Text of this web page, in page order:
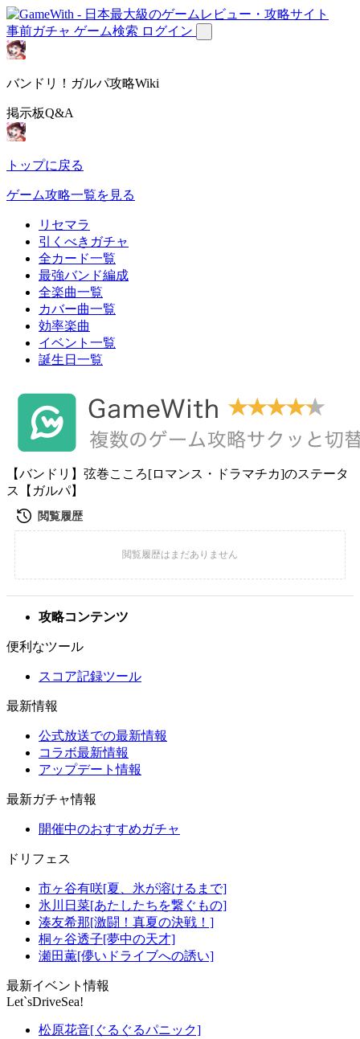
事前ガチャ ゲーム検索 ログイン
バンドリ！ガルパ攻略Wiki
掲示板Q&A
トップに戻る
ゲーム攻略一覧を見る
リセマラ
引くべきガチャ
全カード一覧
最強バンド編成
全楽曲一覧
カバー曲一覧
効率楽曲
イベント一覧
誕生日一覧
【バンドリ】弦巻こころ[ロマンス・ドラマチカ]のステータ
ス【ガルパ】
攻略コンテンツ
便利なツール
スコア記録ツール
最新情報
公式放送での最新情報
コラボ最新情報
アップデート情報
最新ガチャ情報
開催中のおすすめガチャ
ドリフェス
市ヶ谷有咲[夏、氷が溶けるまで]
氷川日菜[あたしたちを繋ぐもの]
湊友希那[激闘！真夏の決戦！]
桐ヶ谷透子[夢中の天才]
瀬田薫[儚いドライブへの誘い]
最新イベント情報
Let`sDriveSea!
松原花音[ぐるぐるパニック]